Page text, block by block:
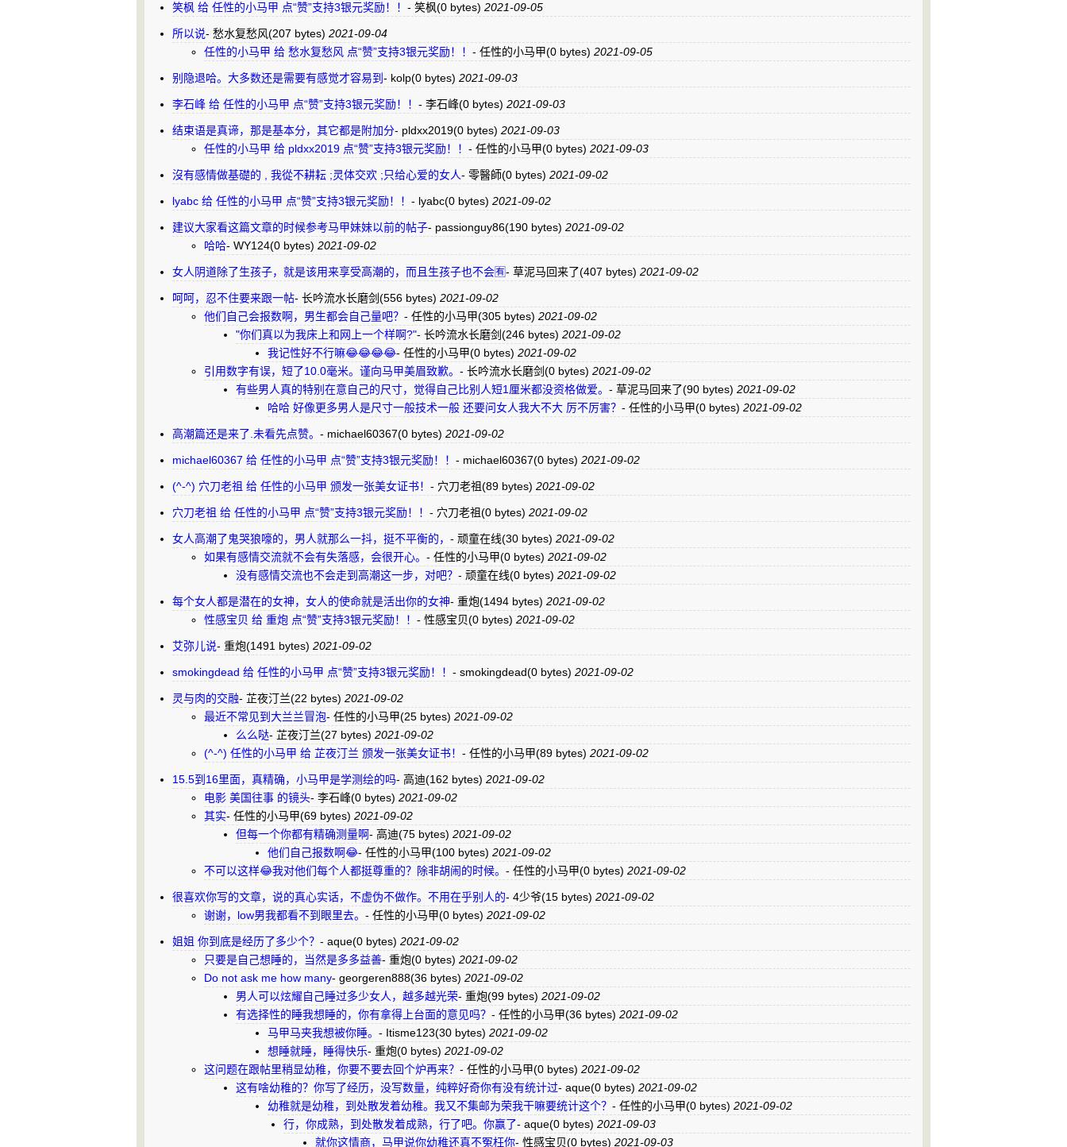
笑枫 给 任性的小马甲 点“赞”支持3银元奖励！！ - 笑枫(0 bytes) 2021-09-05
所以说- 愁水复愁风(207 bytes) 2021-09-04
任性的小马甲 给 愁水复愁风 点“赞”支持3银元奖励！！ - 任性的小马甲(0 bytes) 2021-09-05
别隐退哈。大多数还是需要有感觉才容易到 - kolp(0 bytes) 2021-09-03
李石峰 给 任性的小马甲 点“赞”支持3银元奖励！！ - 李石峰(0 bytes) 2021-09-03
结束语是真谛，那是基本分，其它都是附加分- pldxx2019(0 bytes) 2021-09-03
任性的小马甲 给 pldxx2019 点“赞”支持3银元奖励！！ - 任性的小马甲(0 bytes) 2021-09-03
沒有感情做基礎的 , 我從不耕耘 ;灵体交欢 ;只给心爱的女人- 零醫師(0 bytes) 2021-09-02
lyabc 给 任性的小马甲 点“赞”支持3银元奖励！！ - lyabc(0 bytes) 2021-09-02
建议大家看这篇文章的时候参考马甲妹妹以前的帖子- passionguy86(190 bytes) 2021-09-02
哈哈- WY124(0 bytes) 2021-09-02
女人阴道除了生孩子，就是该用来享受高潮的，而且生孩子也不会🈶- 草泥马回来了(407 bytes) 2021-09-02
呵呵，忍不住要来跟一帖- 长吟流水长磨剑(556 bytes) 2021-09-02
他们自己会报数啊，男生都会自己量吧？ - 任性的小马甲(305 bytes) 2021-09-02
"你们真以为我床上和网上一个样啊?"- 长吟流水长磨剑(246 bytes) 2021-09-02
我记性好不行嘛😂😂😂😂- 任性的小马甲(0 bytes) 2021-09-02
引用数字有误，短了10.0毫米。谨向马甲美眉致歉。 - 长吟流水长磨剑(0 bytes) 2021-09-02
有些男人真的特别在意自己的尺寸，觉得自己比别人短1厘米都没资格做爱。 - 草泥马回来了(90 bytes) 2021-09-02
哈哈 好像更多男人是尺寸一般技术一般 还要问女人我大不大 厉不厉害？ - 任性的小马甲(0 bytes) 2021-09-02
高潮篇还是来了.未看先点赞。 - michael60367(0 bytes) 2021-09-02
michael60367 给 任性的小马甲 点“赞”支持3银元奖励！！ - michael60367(0 bytes) 2021-09-02
(^-^) 穴刀老祖 给 任性的小马甲 颁发一张美女证书！ - 穴刀老祖(89 bytes) 2021-09-02
穴刀老祖 给 任性的小马甲 点“赞”支持3银元奖励！！ - 穴刀老祖(0 bytes) 2021-09-02
女人高潮了鬼哭狼嚎的，男人就那么一抖，挺不平衡的， - 顽童在线(30 bytes) 2021-09-02
如果有感情交流就不会有失落感，会很开心。 - 任性的小马甲(0 bytes) 2021-09-02
没有感情交流也不会走到高潮这一步，对吧？ - 顽童在线(0 bytes) 2021-09-02
每个女人都是潜在的女神，女人的使命就是活出你的女神- 重炮(1494 bytes) 2021-09-02
性感宝贝 给 重炮 点“赞”支持3银元奖励！！ - 性感宝贝(0 bytes) 2021-09-02
艾弥儿说- 重炮(1491 bytes) 2021-09-02
smokingdead 给 任性的小马甲 点“赞”支持3银元奖励！！ - smokingdead(0 bytes) 2021-09-02
灵与肉的交融- 芷夜汀兰(22 bytes) 2021-09-02
最近不常见到大兰兰冒泡- 任性的小马甲(25 bytes) 2021-09-02
么么哒- 芷夜汀兰(27 bytes) 2021-09-02
(^-^) 任性的小马甲 给 芷夜汀兰 颁发一张美女证书！ - 任性的小马甲(89 bytes) 2021-09-02
15.5到16里面，真精确，小马甲是学测绘的吗- 高迪(162 bytes) 2021-09-02
电影 美国往事 的镜头- 李石峰(0 bytes) 2021-09-02
其实- 任性的小马甲(69 bytes) 2021-09-02
但每一个你都有精确测量啊- 高迪(75 bytes) 2021-09-02
他们自己报数啊😂- 任性的小马甲(100 bytes) 2021-09-02
不可以这样😂我对他们每个人都挺尊重的？除非胡闹的时候。 - 任性的小马甲(0 bytes) 2021-09-02
很喜欢你写的文章，说的真心实话，不虚伪不做作。不用在乎别人的- 4少爷(15 bytes) 2021-09-02
谢谢，low男我都看不到眼里去。 - 任性的小马甲(0 bytes) 2021-09-02
姐姐 你到底是经历了多少个？ - aque(0 bytes) 2021-09-02
只要是自己想睡的，当然是多多益善- 重炮(0 bytes) 2021-09-02
Do not ask me how many- georgeren888(36 bytes) 2021-09-02
男人可以炫耀自己睡过多少女人，越多越光荣- 重炮(99 bytes) 2021-09-02
有选择性的睡我想睡的，你有拿得上台面的意见吗？ - 任性的小马甲(36 bytes) 2021-09-02
马甲马夹我想被你睡。 - Itisme123(30 bytes) 2021-09-02
想睡就睡，睡得快乐- 重炮(0 bytes) 2021-09-02
这问题在跟帖里稍显幼稚，你要不要去回个炉再来？ - 任性的小马甲(0 bytes) 2021-09-02
这有啥幼稚的？你写了经历，没写数量，纯粹好奇你有没有统计过- aque(0 bytes) 2021-09-02
幼稚就是幼稚，到处散发着幼稚。我又不集邮为荣我干嘛要统计这个？ - 任性的小马甲(0 bytes) 2021-09-02
行，你成熟，到处散发着成熟，行了吧。你赢了- aque(0 bytes) 2021-09-03
就你这情商，马甲说你幼稚还真不冤枉你- 性感宝贝(0 bytes) 2021-09-03